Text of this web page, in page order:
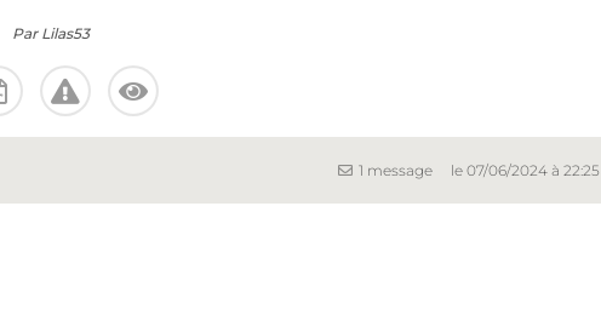
Par Lilas53
1 message le 07/06/2024 à 22:25